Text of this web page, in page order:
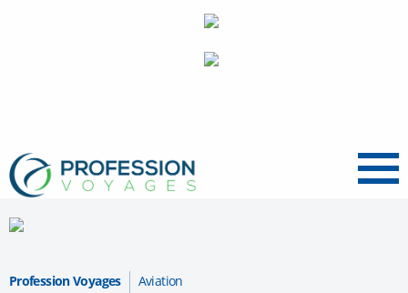
Menu
Profession Voyages
Aviation